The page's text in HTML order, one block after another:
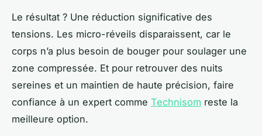
Le résultat ? Une réduction significative des
tensions. Les micro-réveils disparaissent, car le
corps n’a plus besoin de bouger pour soulager une
zone compressée. Et pour retrouver des nuits
sereines et un maintien de haute précision, faire
confiance à un expert comme Technisom reste la
meilleure option.